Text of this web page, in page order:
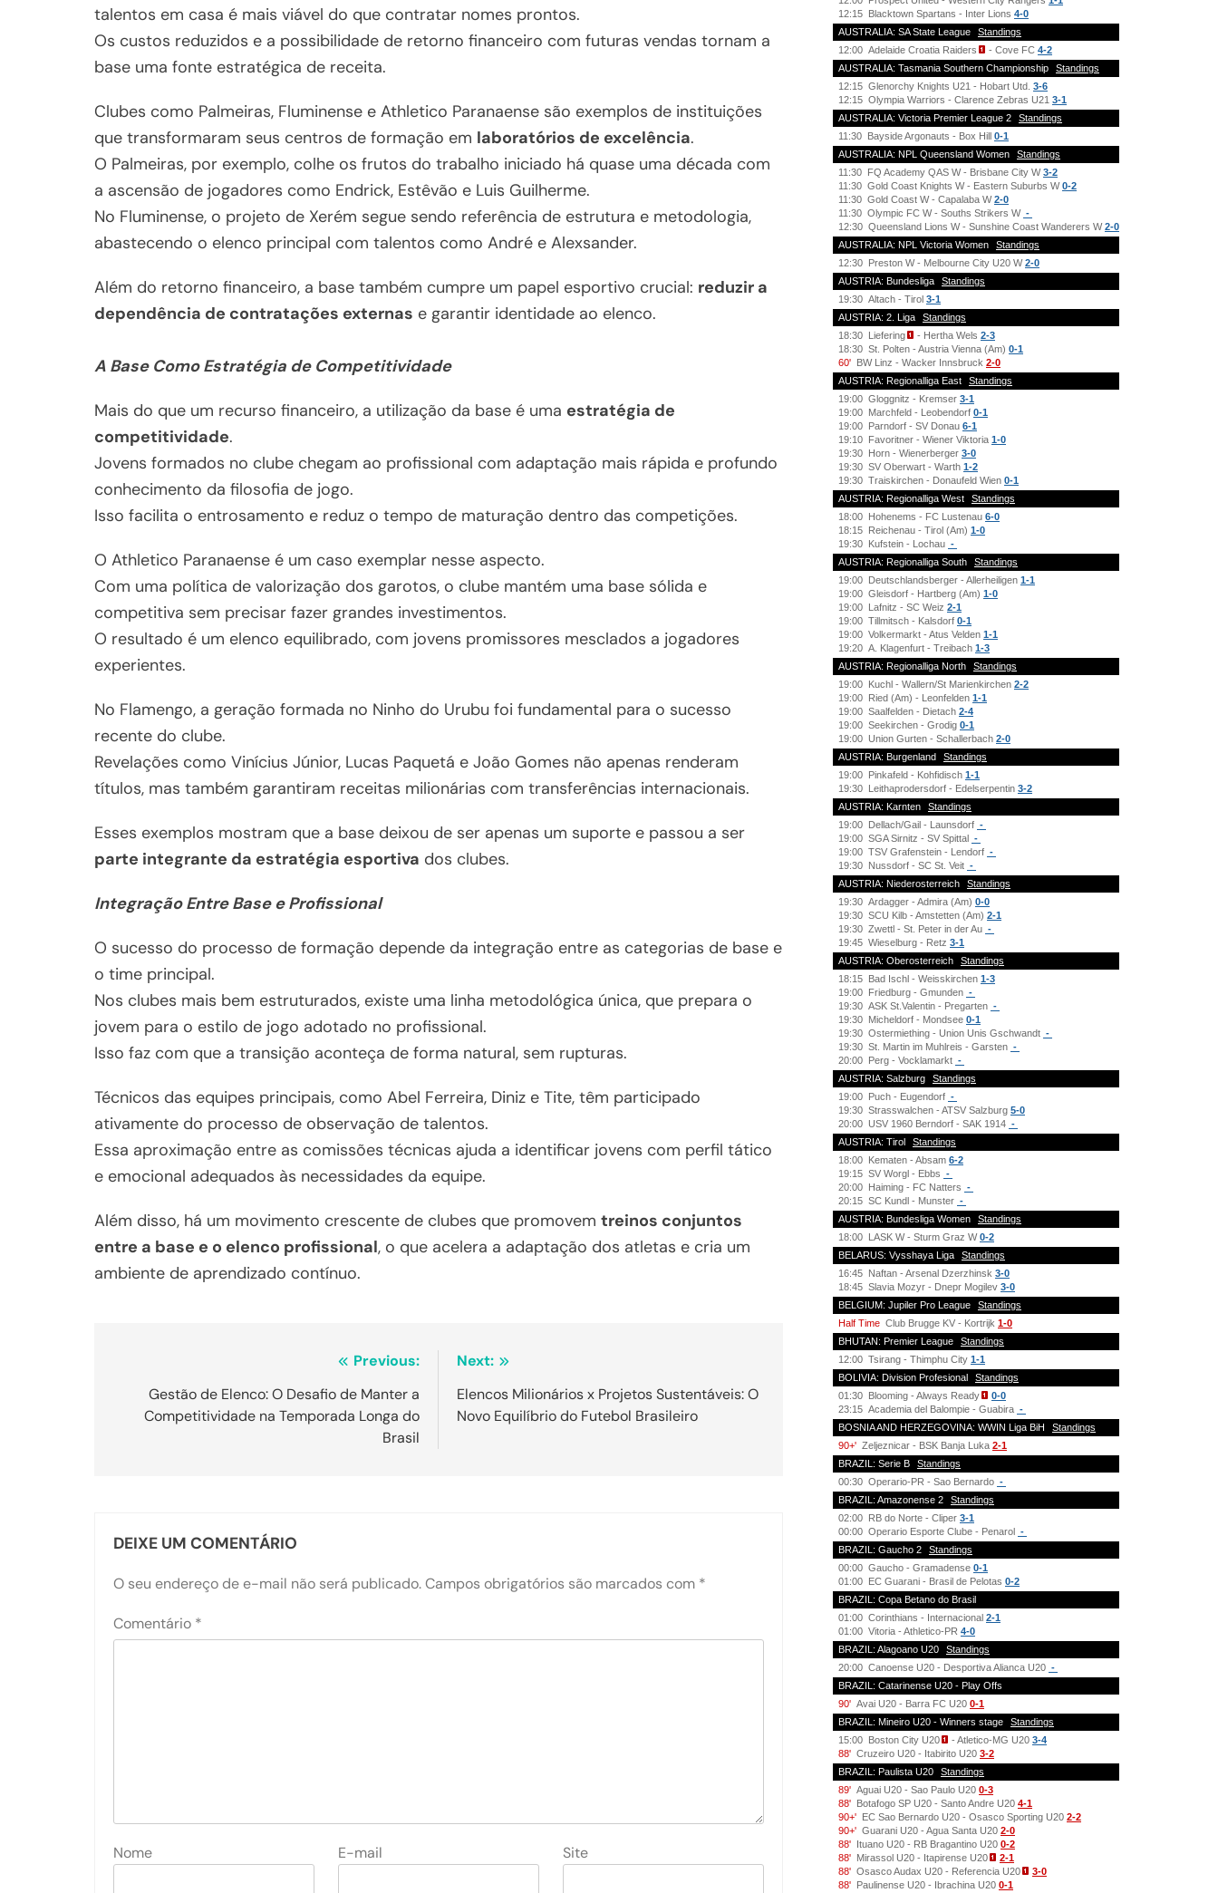
talentos em casa é mais viável do que contratar nomes prontos.
Os custos reduzidos e a possibilidade de retorno financeiro com futuras vendas tornam a
base uma fonte estratégica de receita.
Clubes como Palmeiras, Fluminense e Athletico Paranaense são exemplos de instituições
que transformaram seus centros de formação em laboratórios de excelência.
O Palmeiras, por exemplo, colhe os frutos do trabalho iniciado há quase uma década com
a ascensão de jogadores como Endrick, Estêvão e Luis Guilherme.
No Fluminense, o projeto de Xerém segue sendo referência de estrutura e metodologia,
abastecendo o elenco principal com talentos como André e Alexsander.
Além do retorno financeiro, a base também cumpre um papel esportivo crucial: reduzir a
dependência de contratações externas e garantir identidade ao elenco.
A Base Como Estratégia de Competitividade
Mais do que um recurso financeiro, a utilização da base é uma estratégia de
competitividade.
Jovens formados no clube chegam ao profissional com adaptação mais rápida e profundo
conhecimento da filosofia de jogo.
Isso facilita o entrosamento e reduz o tempo de maturação dentro das competições.
O Athletico Paranaense é um caso exemplar nesse aspecto.
Com uma política de valorização dos garotos, o clube mantém uma base sólida e
competitiva sem precisar fazer grandes investimentos.
O resultado é um elenco equilibrado, com jovens promissores mesclados a jogadores
experientes.
No Flamengo, a geração formada no Ninho do Urubu foi fundamental para o sucesso
recente do clube.
Revelações como Vinícius Júnior, Lucas Paquetá e João Gomes não apenas renderam
títulos, mas também garantiram receitas milionárias com transferências internacionais.
Esses exemplos mostram que a base deixou de ser apenas um suporte e passou a ser
parte integrante da estratégia esportiva dos clubes.
Integração Entre Base e Profissional
O sucesso do processo de formação depende da integração entre as categorias de base e
o time principal.
Nos clubes mais bem estruturados, existe uma linha metodológica única, que prepara o
jovem para o estilo de jogo adotado no profissional.
Isso faz com que a transição aconteça de forma natural, sem rupturas.
Técnicos das equipes principais, como Abel Ferreira, Diniz e Tite, têm participado
ativamente do processo de observação de talentos.
Essa aproximação entre as comissões técnicas ajuda a identificar jovens com perfil tático
e emocional adequados às necessidades da equipe.
Além disso, há um movimento crescente de clubes que promovem treinos conjuntos
entre a base e o elenco profissional, o que acelera a adaptação dos atletas e cria um
ambiente de aprendizado contínuo.
Post
Previous:
Gestão de Elenco: O Desafio de Manter a
Competitividade na Temporada Longa do
Brasil
Next:
Elencos Milionários x Projetos Sustentáveis: O
Novo Equilíbrio do Futebol Brasileiro
DEIXE UM COMENTÁRIO
O seu endereço de e-mail não será publicado.Campos obrigatórios são marcados com *
Comentário *
Nome E-mail Site